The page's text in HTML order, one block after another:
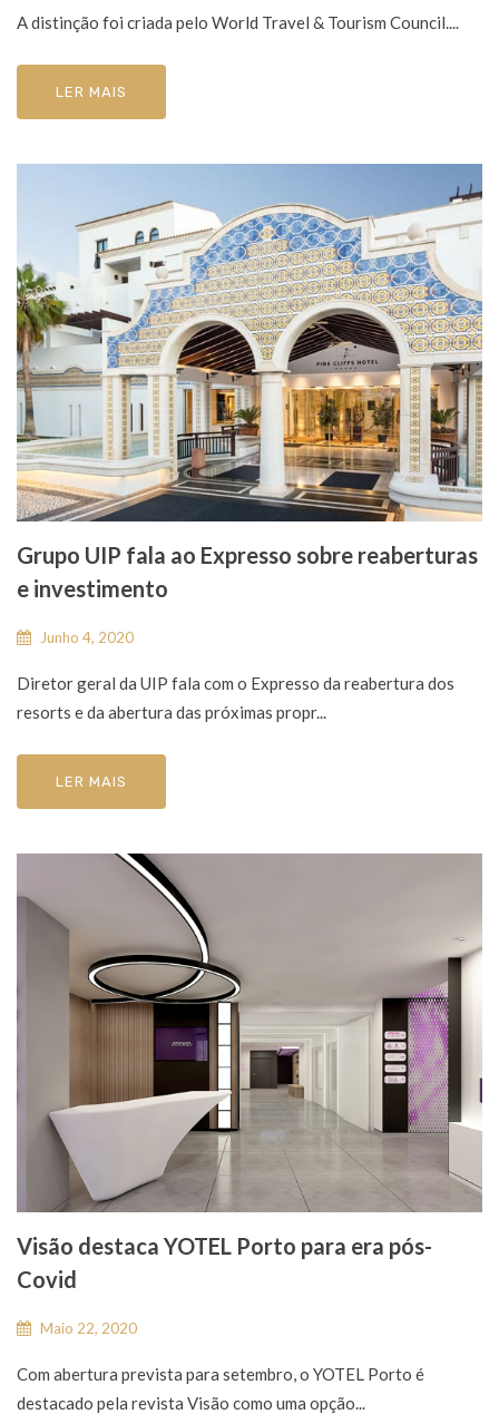
A distinção foi criada pelo World Travel & Tourism Council....
LER MAIS
Grupo UIP fala ao Expresso sobre reaberturas
e investimento
Junho 4, 2020
Diretor geral da UIP fala com o Expresso da reabertura dos
resorts e da abertura das próximas propr...
LER MAIS
Visão destaca YOTEL Porto para era pós-
Covid
Maio 22, 2020
Com abertura prevista para setembro, o YOTEL Porto é
destacado pela revista Visão como uma opção...